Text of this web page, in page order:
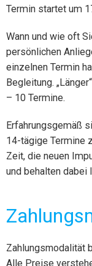
Termin startet um
Wann und wie oft
persönlichen
einzelnen Termin
Begleitung.
– 10 Termine.
Erfahrungsgemäß
14-tägige Termine
Zeit, die neuen
und behalten dabei
Zahlungsmodalität
Alle Preise